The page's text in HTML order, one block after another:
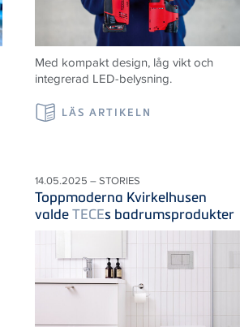
Med kompakt design, låg vikt och
integrerad LED-belysning.
LÄS ARTIKELN
14.05.2025 – STORIES
Toppmoderna Kvirkelhusen
valdeTECEs badrumsprodukter